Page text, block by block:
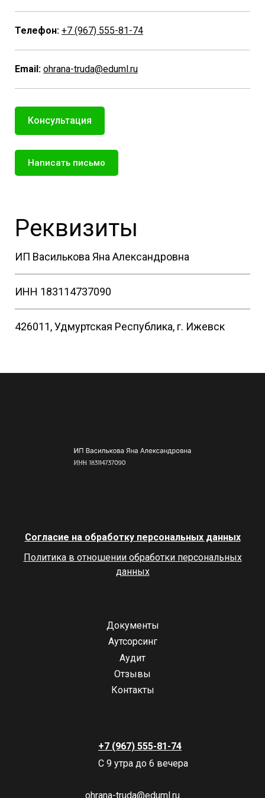
Телефон: +7 (967) 555-81-74
Email: ohrana-truda@eduml.ru
Консультация
Написать письмо
Реквизиты
ИП Василькова Яна Александровна
ИНН 183114737090
426011, Удмуртская Республика, г. Ижевск
Согласие на обработку персональных данных
Политика в отношении обработки персональных
данных
Документы
Аутсорсинг
Аудит
Отзывы
Контакты
+7 (967) 555-81-74
С 9 утра до 6 вечера
ohrana-truda@eduml.ru